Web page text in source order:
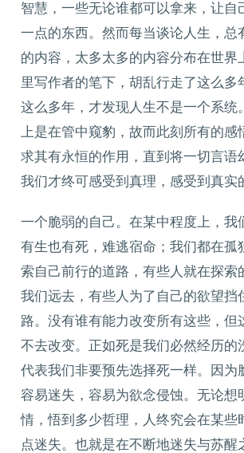
智慧，一些无论谁都可以拿来，让自
一点的东西。然而每当谈论人生，总
的内容，太多太多的内容分布在世界
里写作者的笔下，胡乱行走了这么多
这么多年，才发现人生不是一个系统
上是在管中窥豹，故而此刻所有的感
求其有永恒的作用，直到将一切言语
我们才终可感受到真理，感受到真实
一个脆弱的自己。在某中程度上，我
有生也有死，难逃宿命；我们都在孤
索自己前行的道路，有些人就在探索
我们远去，有些人为了自己的欲望挡
路。没有谁有能力改变所有这些，但
不去改变。正如死是我们必然经历的
代表我们非要预先选择死一样。因为
容易迷失，容易为欲念侵蚀。无论想
情，悟到多少哲理，人终究会在某些
点迷失。也就是在不断地迷失与苏醒